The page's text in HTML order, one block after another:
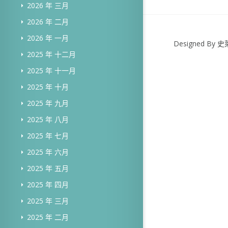
2026 年 三月
2026 年 二月
2026 年 一月
2025 年 十二月
2025 年 十一月
2025 年 十月
2025 年 九月
2025 年 八月
2025 年 七月
2025 年 六月
2025 年 五月
2025 年 四月
2025 年 三月
2025 年 二月
Designed By 史